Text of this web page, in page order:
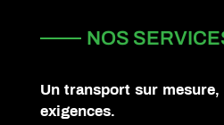
NOS
Un transport sur mesure,
exigences.